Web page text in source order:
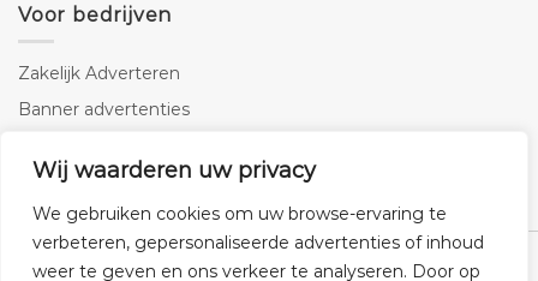
Wij waarderen uw privacy
We gebruiken cookies om uw browse-ervaring te
verbeteren, gepersonaliseerde advertenties of inhoud
weer te geven en ons verkeer te analyseren. Door op
Voor bedrijven
Zakelijk Adverteren
Banner advertenties
SEO copywriting